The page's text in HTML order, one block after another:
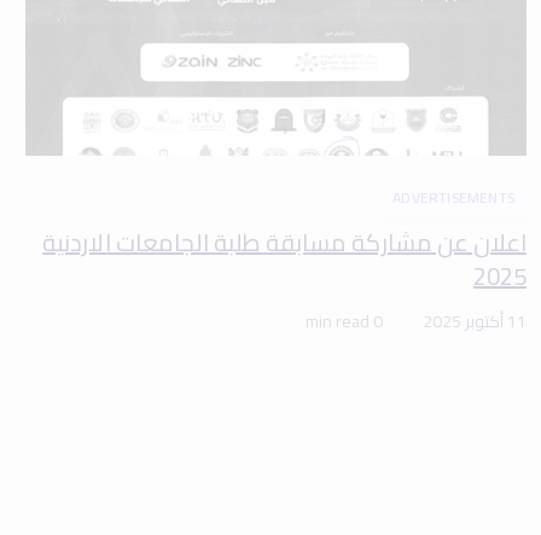
ADVERTISEMENTS
اعلان عن مشاركة مسابقة طلبة الجامعات الاردنية
2025
11 أكتوبر 2025 0 min read